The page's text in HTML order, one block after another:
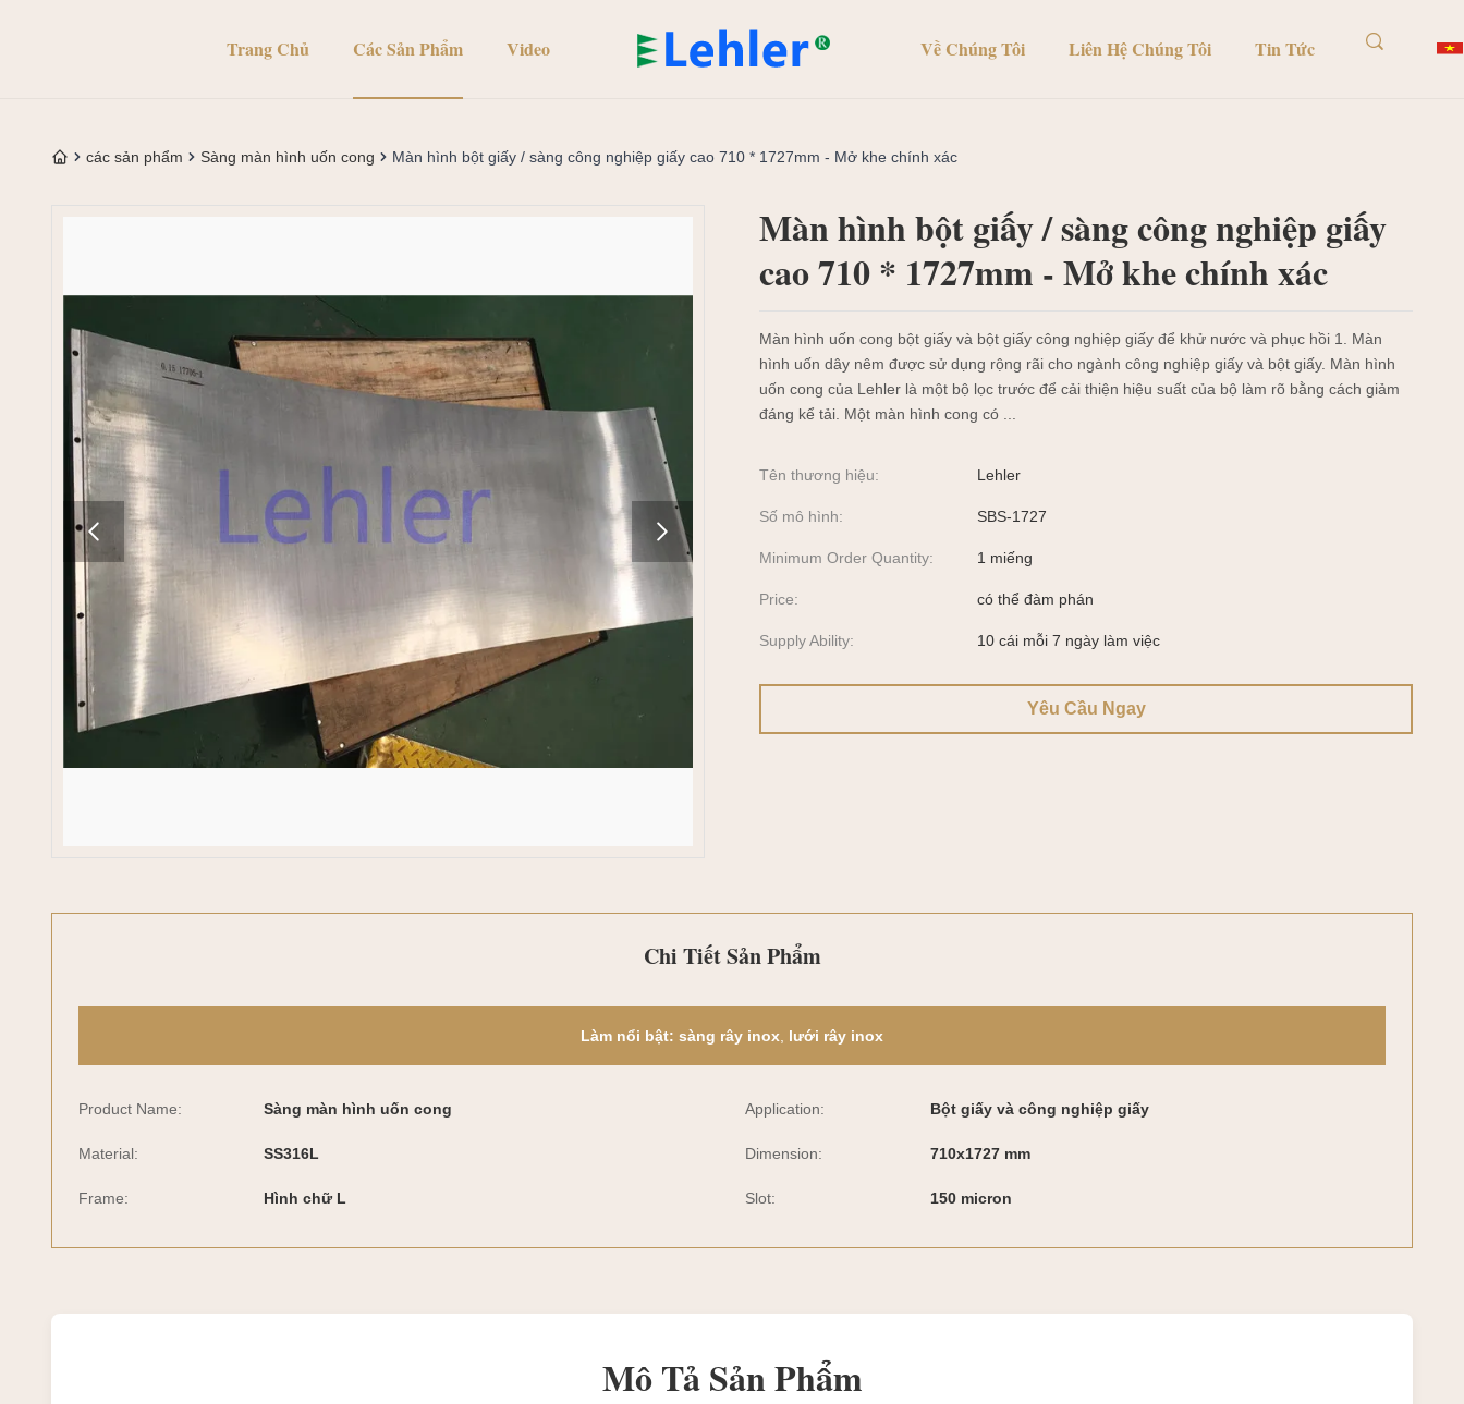
Trang Chủ Các Sản Phẩm Video Về Chúng Tôi Liên Hệ Chúng Tôi Tin Tức
các sản phẩm Sàng màn hình uốn cong Màn hình bột giấy / sàng công nghiệp giấy cao 710 * 1727mm - Mở khe chính xác
Màn hình bột giấy / sàng công nghiệp giấy
cao 710 * 1727mm - Mở khe chính xác
Màn hình uốn cong bột giấy và bột giấy công nghiệp giấy để khử nước và phục hồi 1. Màn
hình uốn dây nêm được sử dụng rộng rãi cho ngành công nghiệp giấy và bột giấy. Màn hình
uốn cong của Lehler là một bộ lọc trước để cải thiện hiệu suất của bộ làm rõ bằng cách giảm
đáng kể tải. Một màn hình cong có ...
Tên thương hiệu: Lehler
Số mô hình: SBS-1727
Minimum Order Quantity: 1 miếng
Price: có thể đàm phán
Supply Ability: 10 cái mỗi 7 ngày làm việc
Yêu Cầu Ngay
Chi Tiết Sản Phẩm
Làm nổi bật: sàng rây inox lưới rây inox
Product Name: Sàng màn hình uốn cong Application: Bột giấy và công nghiệp giấy
Material: SS316L Dimension: 710x1727 mm
Frame: Hình chữ L Slot: 150 micron
Mô Tả Sản Phẩm